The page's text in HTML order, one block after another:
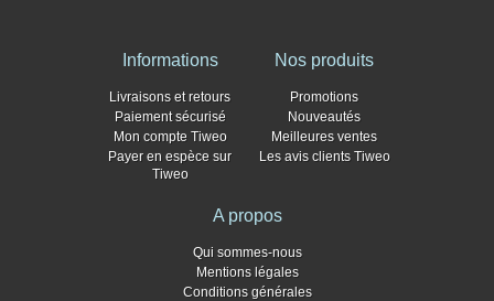
Informations
Livraisons et retours
Paiement sécurisé
Mon compte Tiweo
Payer en espèce sur
Tiweo
Nos produits
Promotions
Nouveautés
Meilleures ventes
Les avis clients Tiweo
A propos
Qui sommes-nous
Mentions légales
Conditions générales